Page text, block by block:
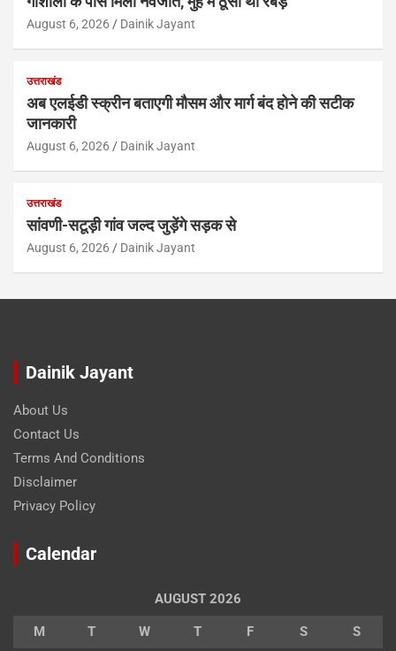
August 6, 2026 Dainik Jayant
उत्तराखंड
अब एलईडी स्क्रीन बताएगी मौसम और मार्ग बंद होने की सटीक
जानकारी
August 6, 2026 Dainik Jayant
उत्तराखंड
सांवणी-सटूड़ी गांव जल्द जुड़ेंगे सड़क से
August 6, 2026 Dainik Jayant
Dainik Jayant
About Us
Contact Us
Terms And Conditions
Disclaimer
Privacy Policy
Calendar
AUGUST 2026
M T W T F S S